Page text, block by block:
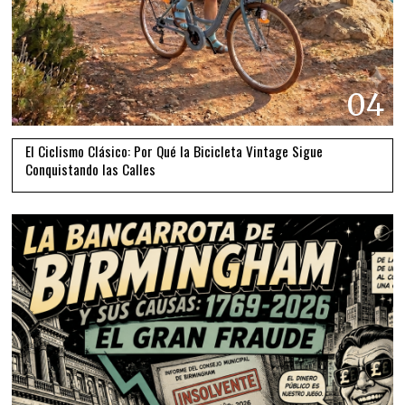
04
El Ciclismo Clásico: Por Qué la Bicicleta Vintage Sigue
Conquistando las Calles